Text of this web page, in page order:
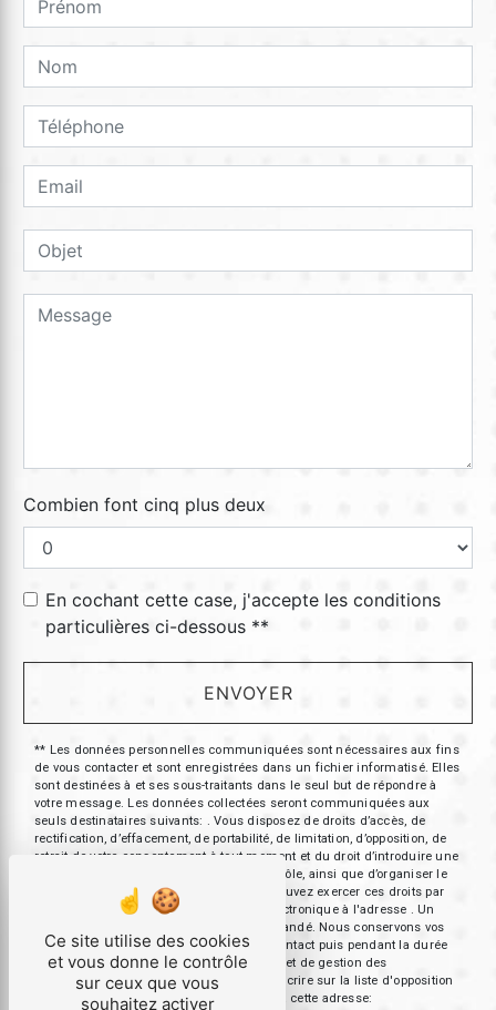
Combien font cinq plus deux
En cochant cette case, j'accepte les conditions
particulières ci-dessous **
ENVOYER
** Les données personnelles communiquées sont nécessaires aux fins
de vous contacter et sont enregistrées dans un fichier informatisé. Elles
sont destinées à et ses sous-traitants dans le seul but de répondre à
votre message. Les données collectées seront communiquées aux
seuls destinataires suivants: . Vous disposez de droits d’accès, de
rectification, d’effacement, de portabilité, de limitation, d’opposition, de
retrait de votre consentement à tout moment et du droit d’introduire une
réclamation auprès d’une autorité de contrôle, ainsi que d’organiser le
sort de vos données post-mortem. Vous pouvez exercer ces droits par
voie postale à l'adresse ou par courrier électronique à l'adresse . Un
justificatif d'identité pourra vous être demandé. Nous conservons vos
données pendant la période de prise de contact puis pendant la durée
de prescription légale aux fins probatoires et de gestion des
contentieux. Vous avez le droit de vous inscrire sur la liste d'opposition
au démarchage téléphonique, disponible à cette adresse:
Ce site utilise des cookies
et vous donne le contrôle
sur ceux que vous
souhaitez activer